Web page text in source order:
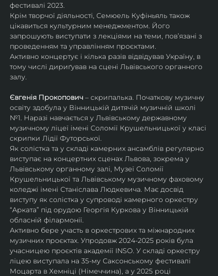
фестивалі 2023.
Крім творчої діяльності, Семюель Куфіньяль також
цікавиться культурним менеджментом. Його
запрошують виступати з лекціями на теми, пов’язані з
проведенням та управлінням проєктами.
Активно концертує і кілька разів відвідував Україну, в
тому числі дириґував на сцені Львівського органного
залу.
Євгенія Прокопович – скрипалька. Початкову музичну
освіту здобула у Вінницькій дитячій музичній школі
№1. Наразі навчається у Львівському державному
музичному ліцеї імені Соломії Крушельницької у класі
скрипки Лідії Футорської.
Як солістка та у складі камерних ансамблів регулярно
виступає на концертних сценах Львова, зокрема у
Львівському органному залі, Музеї Соломії
Крушельницької та Львівському музичному фаховому
коледжі імені Станіслава Людкевича. Має досвід
виступу як солістка у супроводі камерного оркестру
“Арката” під орудою Георгія Куркова у Вінницькій
обласній філармонії.
Активно бере участь в оркестрових та міжнародних
музичних проєктах. Упродовж 2024-2025 років була
учасницею проєктів академії INSO. У складі оркестру
ліцею виступала на 35-му Саксонському фестивалі
Моцарта в Хемніці (Німеччина), а у 2025 році